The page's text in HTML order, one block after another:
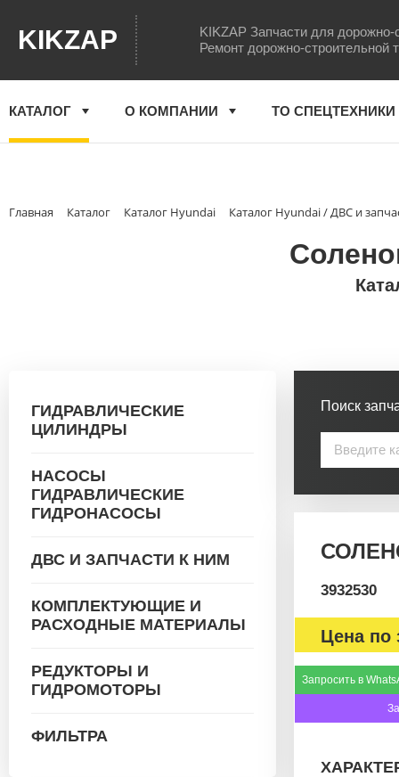
KIKZAP
KIKZAP Запчасти для дорожно-
Ремонт дорожно-строительной
КАТАЛОГ О КОМПАНИИ ТО СПЕЦТЕХНИКИ
Главная Каталог Каталог Hyundai Каталог Hyundai / ДВС и
ГИДРАВЛИЧЕСКИЕ
ЦИЛИНДРЫ
НАСОСЫ
ГИДРАВЛИЧЕСКИЕ
ГИДРОНАСОСЫ
ДВС И ЗАПЧАСТИ К НИМ
КОМПЛЕКТУЮЩИЕ И
РАСХОДНЫЕ МАТЕРИАЛЫ
РЕДУКТОРЫ И
ГИДРОМОТОРЫ
ФИЛЬТРА
Поиск
3932530
Цена по
Запросить в